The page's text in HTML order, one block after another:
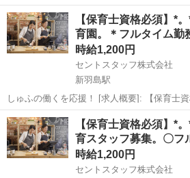
も園（保育スタッフ）募集◆平日のみ／時短
カー通勤可能／社保完備／1200円～ [職種名]: 認定こども園（保育スタ
ッフ） [...
岐阜 岐阜市 那加駅 保育士
【保育士資格必須】*
育園。＊フルタイム
時給1,200円
セントスタッフ株式会社
新羽島駅
しゅふの働くを応援！ [求人概要]: 【保育士資格必須】*。*＊。保育
士・認可保育園。＊フルタイム勤務／マイカ
備／固定時間制 [職種名]: 保育士・認可保育園 [勤務地・最寄駅]: 岐阜
県羽島市下...
岐阜 羽島市 新羽島駅 保育士
【保育士資格必須】*
育スタッフ募集。〇
時給1,200円
セントスタッフ株式会社